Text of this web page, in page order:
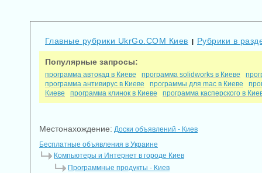
Главные рубрики UkrGo.COM Киев Рубрики в
Популярные запросы:
программа автокад в Киеве программа solidworks в Киеве
программа антивирус в Киеве
программы для mac в Киеве
Киеве
программа клинок в Киеве программа касперского в
Местонахождение: Доски объявлений - Киев
Бесплатные объявления в Украине
Компьютеры и Интернет в городе Киев
Программные продукты - Киев